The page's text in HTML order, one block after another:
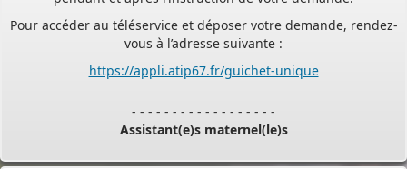
Pour accéder au téléservice et déposer votre demande, rendez-
vous à l’adresse suivante :
Assistant(e)s maternel(le)s